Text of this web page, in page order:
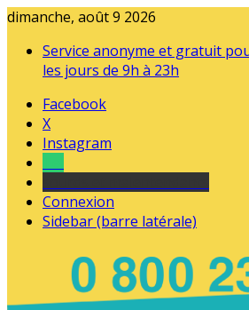
dimanche, août 9 2026
Service anonyme et gratuit
les jours de 9h à 23h
Facebook
X
Instagram
Connexion
Sidebar (barre latérale)